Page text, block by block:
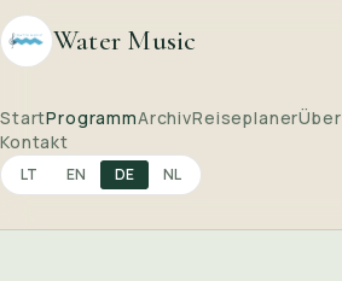
Water Music
StartProgrammArchivReiseplaner
Kontakt
LT EN DE NL